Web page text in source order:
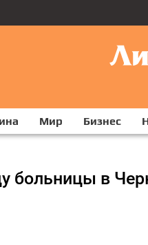
Мир Бизнес
больницы в